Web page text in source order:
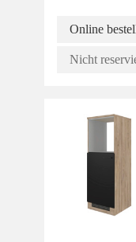
Online
Nicht